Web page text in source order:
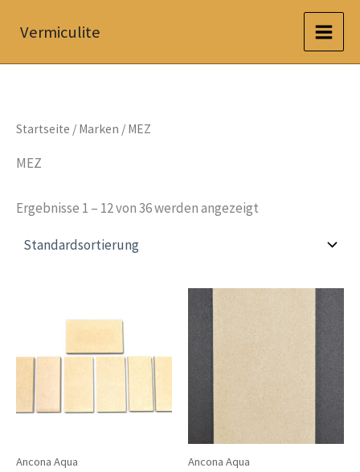
InhaltVermiculite
Startseite / Marken / MEZ
MEZ
Ergebnisse 1 – 12 von 36 werden angezeigt
Ancona Aqua Ancona Aqua